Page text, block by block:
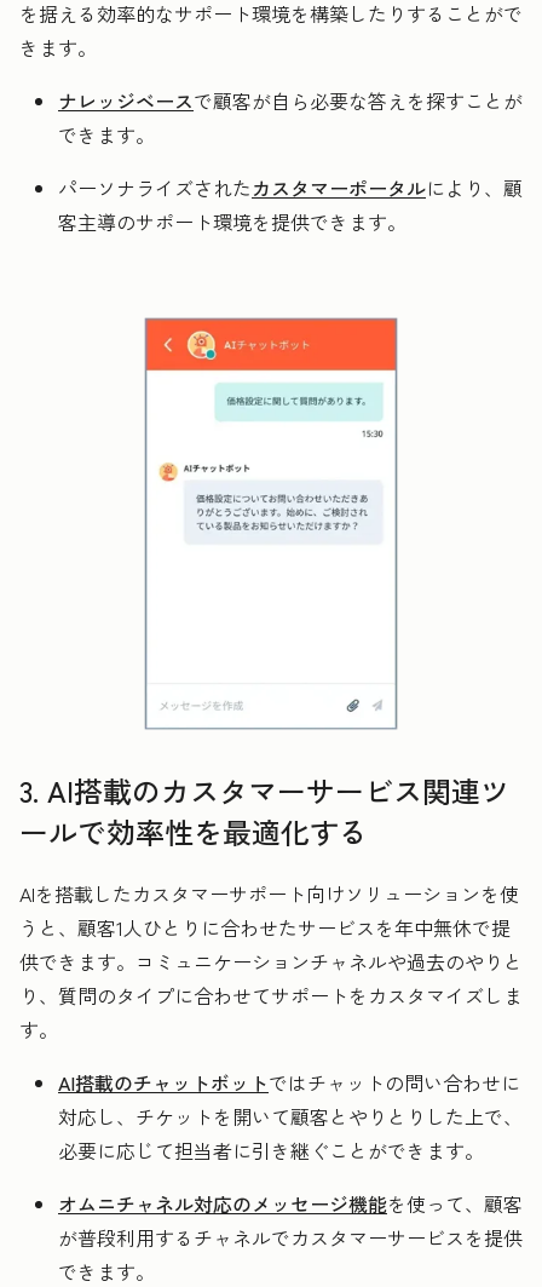
を据える効率的なサポート環境を構築したりすることがで
きます。
ナレッジベースで顧客が自ら必要な答えを探すことが
できます。
パーソナライズされたカスタマーポータルにより、顧
客主導のサポート環境を提供できます。
3. AI搭載のカスタマーサービス関連ツ
ールで効率性を最適化する
AIを搭載したカスタマーサポート向けソリューションを使
うと、顧客1人ひとりに合わせたサービスを年中無休で提
供できます。コミュニケーションチャネルや過去のやりと
り、質問のタイプに合わせてサポートをカスタマイズしま
す。
AI搭載のチャットボットではチャットの問い合わせに
対応し、チケットを開いて顧客とやりとりした上で、
必要に応じて担当者に引き継ぐことができます。
オムニチャネル対応のメッセージ機能を使って、顧客
が普段利用するチャネルでカスタマーサービスを提供
できます。